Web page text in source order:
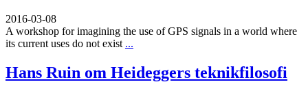
2016-03-08
A workshop for imagining the use of GPS signals in a world where
its current uses do not exist ...
Hans Ruin om Heideggers teknikfilosofi